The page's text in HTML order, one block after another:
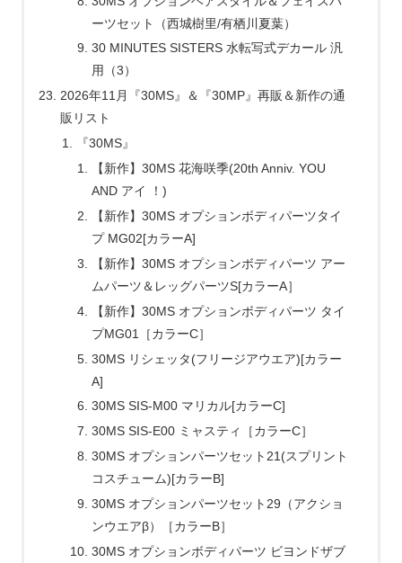
ーツセット（西城樹里/有栖川夏葉）
30 MINUTES SISTERS 水転写式デカール 汎
用（3）
2026年11月『30MS』＆『30MP』再販＆新作の通
販リスト
『30MS』
【新作】30MS 花海咲季(20th Anniv. YOU
AND アイ ！)
【新作】30MS オプションボディパーツタイ
プ MG02[カラーA]
【新作】30MS オプションボディパーツ アー
ムパーツ＆レッグパーツS[カラーA］
【新作】30MS オプションボディパーツ タイ
プMG01［カラーC］
30MS リシェッタ(フリージアウエア)[カラー
A]
30MS SIS-M00 マリカル[カラーC]
30MS SIS-E00 ミャスティ［カラーC］
30MS オプションパーツセット21(スプリント
コスチューム)[カラーB]
30MS オプションパーツセット29（アクショ
ンウエアβ）［カラーB］
30MS オプションボディパーツ ビヨンドザブ